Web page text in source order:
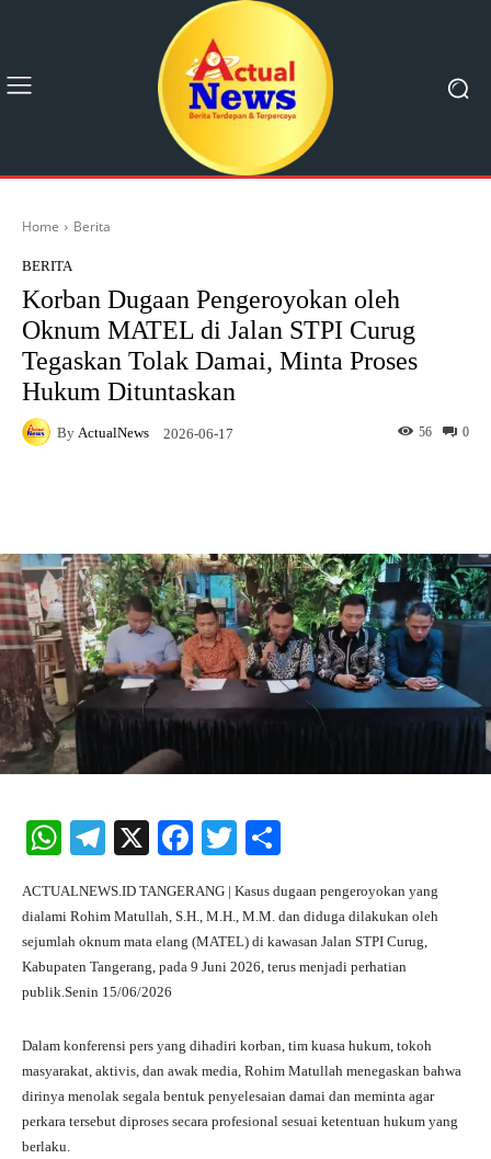
Home Berita
BERITA
Korban Dugaan Pengeroyokan oleh
Oknum MATEL di Jalan STPI Curug
Tegaskan Tolak Damai, Minta Proses
Hukum Dituntaskan
By ActualNews 2026-06-17 0
56
W
ts
A
pp
Te
gr
a
m
X
Fa
bo
ok
T
tte
r
re
ACTUALNEWS.ID TANGERANG | Kasus dugaan pengeroyokan yang
dialami Rohim Matullah, S.H., M.H., M.M. dan diduga dilakukan oleh
sejumlah oknum mata elang (MATEL) di kawasan Jalan STPI Curug,
Kabupaten Tangerang, pada 9 Juni 2026, terus menjadi perhatian
publik.Senin 15/06/2026
Dalam konferensi pers yang dihadiri korban, tim kuasa hukum, tokoh
masyarakat, aktivis, dan awak media, Rohim Matullah menegaskan bahwa
dirinya menolak segala bentuk penyelesaian damai dan meminta agar
perkara tersebut diproses secara profesional sesuai ketentuan hukum yang
berlaku.